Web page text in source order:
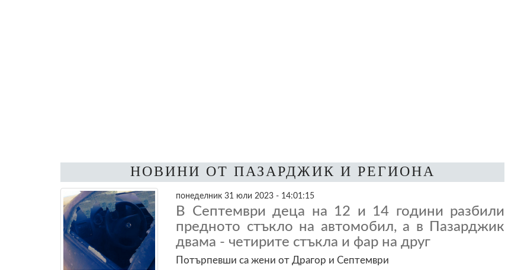
НОВИНИ ОТ ПАЗАРДЖИК И РЕГИОНА
понеделник 31 юли 2023 - 14:01:15
В Септември деца на 12 и 14 години разбили
предното стъкло на автомобил, а в Пазарджик
двама - четирите стъкла и фар на друг
Потърпевши са жени от Драгор и Септември